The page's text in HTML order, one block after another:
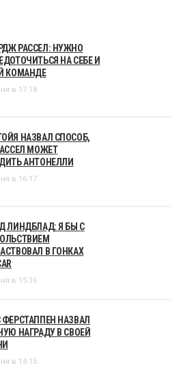
РАССЕЛ: НУЖНО
НА СЕБЕ И
КОМАНДЕ
в 17:18
НАЗВАЛ СПОСОБ,
МОЖЕТ
АНТОНЕЛЛИ
в 16:17
ЛИНДБЛАД: Я БЫ С
В ГОНКАХ
в 15:16
ФЕРСТАППЕН НАЗВАЛ
НАГРАДУ В СВОЕЙ
в 14:15